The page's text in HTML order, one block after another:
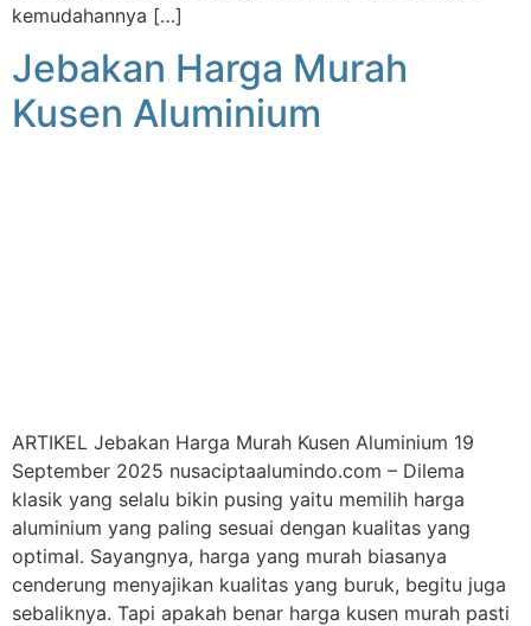
kemudahannya […]
Jebakan Harga Murah
Kusen Aluminium
ARTIKEL Jebakan Harga Murah Kusen Aluminium 19
September 2025 nusaciptaalumindo.com – Dilema
klasik yang selalu bikin pusing yaitu memilih harga
aluminium yang paling sesuai dengan kualitas yang
optimal. Sayangnya, harga yang murah biasanya
cenderung menyajikan kualitas yang buruk, begitu juga
sebaliknya. Tapi apakah benar harga kusen murah pasti